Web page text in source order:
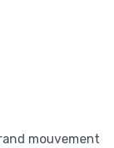
mouvement